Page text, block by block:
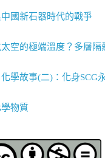
國新石器時代的戰爭
空的極端溫度？多層隔
學故事(二)：化身SCG
物質